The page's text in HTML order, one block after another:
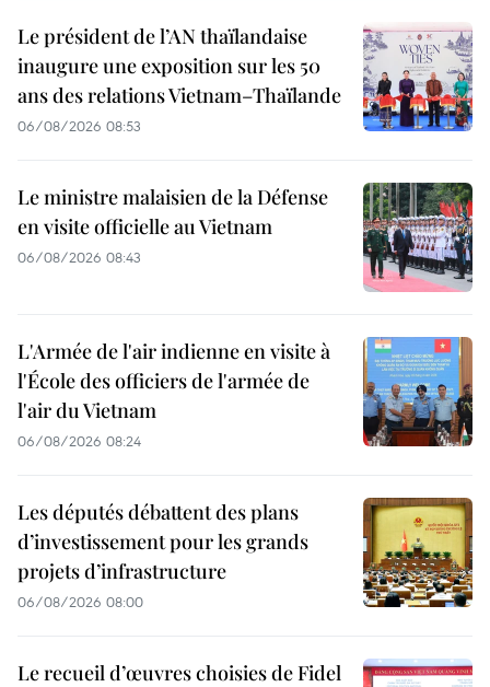
Le président de l’AN thaïlandaise
inaugure une exposition sur les 50
ans des relations Vietnam–Thaïlande
06/08/2026 08:53
Le ministre malaisien de la Défense
en visite officielle au Vietnam
06/08/2026 08:43
L'Armée de l'air indienne en visite à
l'École des officiers de l'armée de
l'air du Vietnam
06/08/2026 08:24
Les députés débattent des plans
d’investissement pour les grands
projets d’infrastructure
06/08/2026 08:00
Le recueil d’œuvres choisies de Fidel